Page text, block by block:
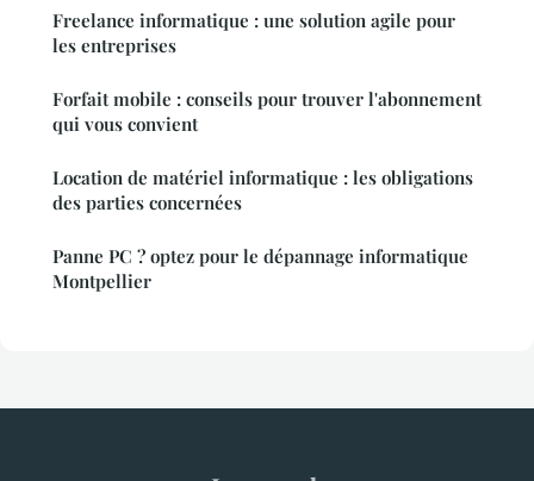
Freelance informatique : une solution agile pour
les entreprises
Forfait mobile : conseils pour trouver l'abonnement
qui vous convient
Location de matériel informatique : les obligations
des parties concernées
Panne PC ? optez pour le dépannage informatique
Montpellier